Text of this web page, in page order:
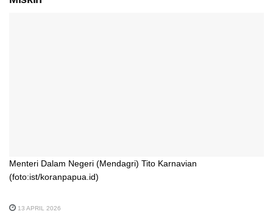
Menteri Dalam Negeri (Mendagri) Tito Karnavian
(foto:ist/koranpapua.id)
13 APRIL 2026